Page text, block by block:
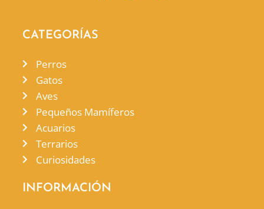
CATEGORÍAS
Perros
Gatos
Aves
Pequeños Mamíferos
Acuarios
Terrarios
Curiosidades
INFORMACIÓN